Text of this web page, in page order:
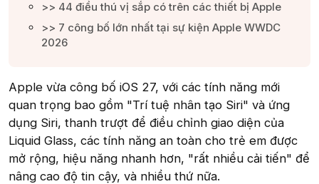
>> 44 điều thú vị sắp có trên các thiết bị Apple​
>> 7 công bố lớn nhất tại sự kiện Apple WWDC
2026​
Apple vừa công bố iOS 27, với các tính năng mới
quan trọng bao gồm "Trí tuệ nhân tạo Siri" và ứng
dụng Siri, thanh trượt để điều chỉnh giao diện của
Liquid Glass, các tính năng an toàn cho trẻ em được
mở rộng, hiệu năng nhanh hơn, "rất nhiều cải tiến" để
nâng cao độ tin cậy, và nhiều thứ nữa.